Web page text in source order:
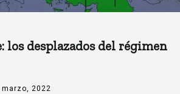
los desplazados del régimen
marzo, 2022